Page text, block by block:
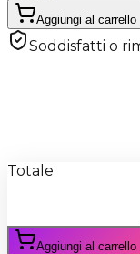
Aggiungi al carrello
Soddisfatti o
Totale
Aggiungi al carrello